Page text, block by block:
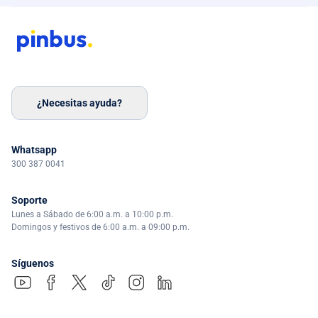
¿Necesitas ayuda?
Whatsapp
300 387 0041
Soporte
Lunes a Sábado de 6:00 a.m. a 10:00 p.m.
Domingos y festivos de 6:00 a.m. a 09:00 p.m.
Síguenos